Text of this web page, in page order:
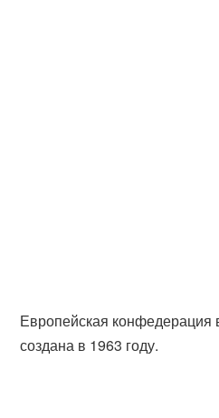
Европейская
создана в 1963 году.